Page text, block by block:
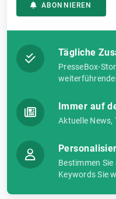
ABONNIEREN
Tägliche
PresseBox-
Immer auf
Aktuelle News,
Bestimmen
Keywords Sie